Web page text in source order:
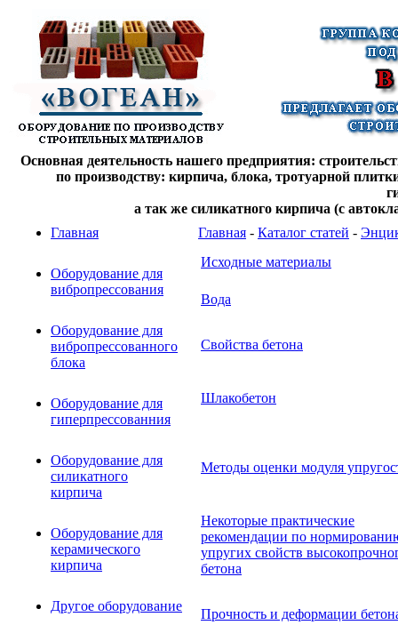
Основная деятельность нашего предприятия:
по производству: кирпича, блока, тротуарной
а так же силикатного кирпича (с
Главная
Оборудование для
вибропрессования
Оборудование для
вибропрессованного
блока
Оборудование для
гиперпрессованния
Оборудование для
силикатного
кирпича
Оборудование для
керамического
кирпича
Другое оборудование
Главная - Каталог статей -
Исходные материалы
Вода
Свойства бетона
Шлакобетон
Методы оценки модуля
Некоторые практические
рекомендации по
упругих свойств
бетона
Прочность и деформации